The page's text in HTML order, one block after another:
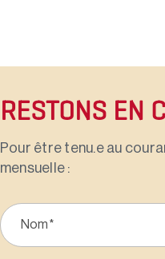
RESTONS EN
Pour être tenu.e au
mensuelle :